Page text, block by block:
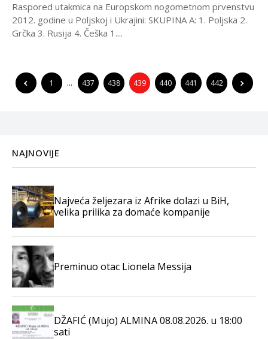
Raspored utakmica na Europskom nogometnom prvenstvu
2012. godine u Poljskoj i Ukrajini: SKUPINA A: 1. Poljska 2.
Grčka 3. Rusija 4. Češka 1....
1 … 437 438 439 440 441 442
NAJNOVIJE
Najveća željezara iz Afrike dolazi u BiH,
velika prilika za domaće kompanije
Preminuo otac Lionela Messija
DŽAFIĆ (Mujo) ALMINA 08.08.2026. u 18:00
sati